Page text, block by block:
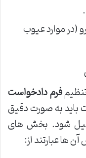
(در موارد عیوب
فرم دادخواست
به صورت دقیق
شود. بخش های
ها عبارتند از: